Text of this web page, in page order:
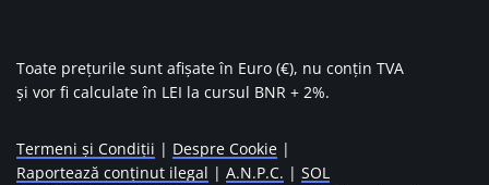
Toate prețurile sunt afișate în Euro (€), nu conțin TVA
și vor fi calculate în LEI la cursul BNR + 2%.
Termeni și Condiții | Despre Cookie |
Raportează conținut ilegal | A.N.P.C. | SOL